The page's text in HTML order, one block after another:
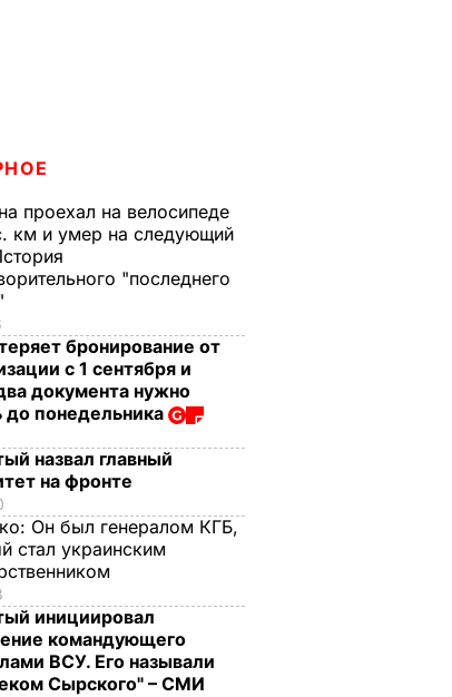
проехал на велосипеде
км и умер на следующий
"последнего
бронирование от
с 1 сентября и
документа нужно
до понедельника
назвал главный
на фронте
Он был генералом КГБ,
стал украинским
инициировал
командующего
ВСУ. Его называли
Сырского" – СМИ